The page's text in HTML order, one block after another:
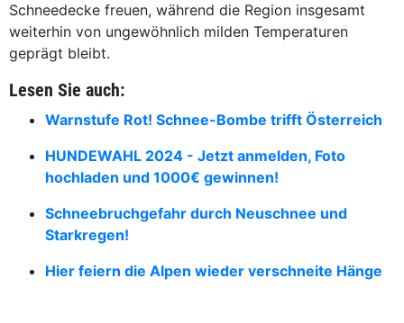
Schneedecke freuen, während die Region insgesamt
weiterhin von ungewöhnlich milden Temperaturen
geprägt bleibt.
Lesen Sie auch:
Warnstufe Rot! Schnee-Bombe trifft Österreich
HUNDEWAHL 2024 - Jetzt anmelden, Foto
hochladen und 1000€ gewinnen!
Schneebruchgefahr durch Neuschnee und
Starkregen!
Hier feiern die Alpen wieder verschneite Hänge